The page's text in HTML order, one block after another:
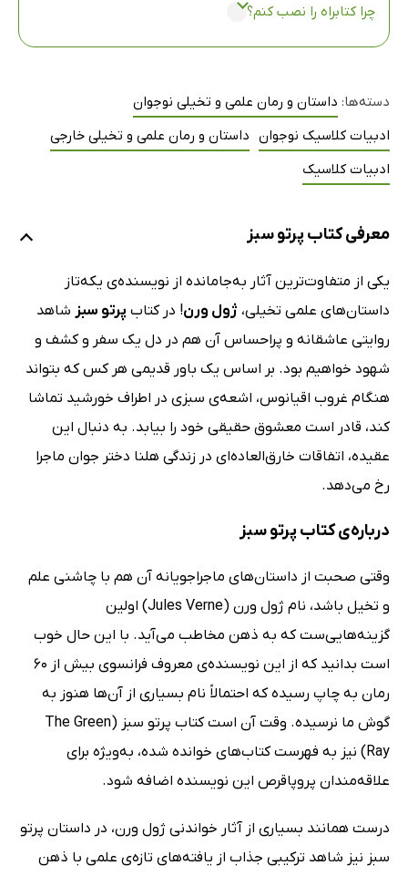
چرا کتابراه را نصب کنم؟
دسته‌ها: داستان و رمان علمی و تخیلی نوجوان
ادبیات کلاسیک نوجوان داستان و رمان علمی و تخیلی خارجی
ادبیات کلاسیک
معرفی کتاب پرتو سبز
یکی از متفاوت‌ترین آثار به‌جامانده‌ از نویسنده‌ی یکه‌تاز
داستان‌های علمی تخیلی، ژول ورن! در کتاب پرتو سبز شاهد
روایتی عاشقانه و پراحساس آن هم در دل یک سفر و کشف و
شهود خواهیم بود. بر اساس یک باور قدیمی هر کس که بتواند
هنگام غروب اقیانوس، اشعه‌ی سبزی در اطراف خورشید تماشا
کند، قادر است معشوق حقیقی خود را بیابد. به دنبال این
عقیده، اتفاقات خارق‌العاده‌ای در زندگی هلنا دختر جوان ماجرا
رخ می‌دهد.
درباره‌‌ی کتاب پرتو سبز
وقتی صحبت از داستان‌های ماجراجویانه آن هم با چاشنی علم
و تخیل باشد، نام ژول ورن (Jules Verne) اولین
گزینه‌هایی‌ست که به ذهن مخاطب می‌آید. با این حال خوب
است بدانید که از این نویسنده‌ی معروف فرانسوی بیش از 60
رمان به چاپ رسیده که احتمالاً نام بسیاری از آن‌ها هنوز به
گوش ما نرسیده. وقت آن است کتاب پرتو سبز (The Green
Ray) نیز به فهرست کتاب‌های خوانده شده، به‌ویژه برای
علاقه‌مندان پروپاقرص این نویسنده اضافه شود.
درست همانند بسیاری از آثار خواندنی ژول ورن، در داستان پرتو
سبز نیز شاهد ترکیبی جذاب از یافته‌های تازه‌ی علمی با ذهن